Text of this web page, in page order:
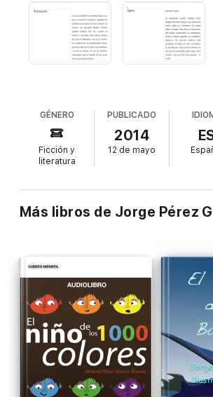
GÉNERO
Ficción y
literatura
PUBLICADO
2014
12 de mayo
Más libros de Jorge Pérez